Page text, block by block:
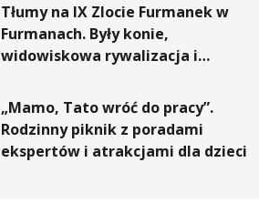
Tłumy na IX Zlocie Furmanek w
Furmanach. Były konie,
widowiskowa rywalizacja i
„Mamo, Tato wróć do pracy”.
Rodzinny piknik z poradami
ekspertów i atrakcjami dla dzieci